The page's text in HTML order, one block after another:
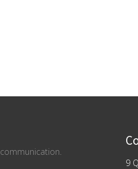
communication.
9